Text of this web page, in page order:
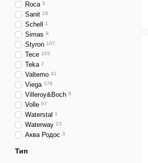
Roca 3
Sanit 28
Schell 1
Simas 9
Styron 107
Tece 165
Teka 2
Valtemo 41
Viega 376
Villeroy&Boch 6
Volle 67
Waterstal 1
Waterway 23
Аква Родос 3
Тип